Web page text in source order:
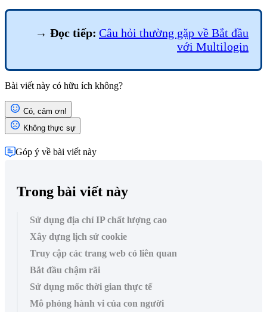
→ Đọc tiếp: Câu hỏi thường gặp về Bắt đầu
với Multilogin
Bài viết này có hữu ích không?
Có, cảm ơn!
Không thực sự
Góp ý về bài viết này
Trong bài viết này
Sử dụng địa chỉ IP chất lượng cao
Xây dựng lịch sử cookie
Truy cập các trang web có liên quan
Bắt đầu chậm rãi
Sử dụng mốc thời gian thực tế
Mô phỏng hành vi của con người